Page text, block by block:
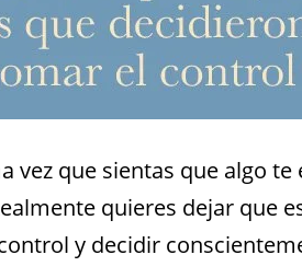
vez que sientas que algo
quieres dejar que
y decidir